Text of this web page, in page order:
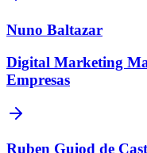
Nuno Baltazar
Digital Marketing
Empresas
Ruben Guiod de